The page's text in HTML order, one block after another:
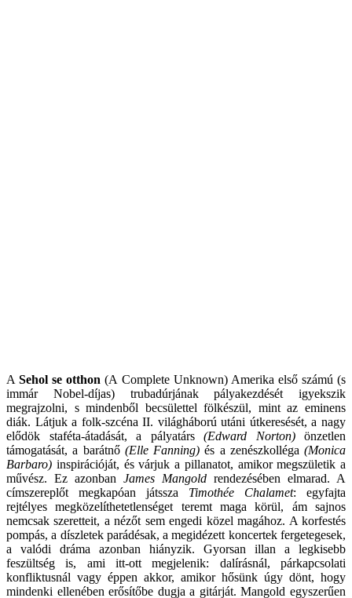
ASehol se otthon (A Complete Unknown) Amerika első számú (s
immár Nobel-díjas) trubadúrjának pályakezdését igyekszik
megrajzolni, s mindenből becsülettel fölkészül, mint az eminens
diák. Látjuk a folk-szcéna II. világháború utáni útkeresését, a nagy
elődök staféta-átadását, a pályatárs (Edward Norton)önzetlen
támogatását, a barátnő (Elle Fanning) és a zenészkolléga (Monica
Barbaro) inspirációját, és várjuk a pillanatot, amikor megszületik a
művész. Ez azonban James Mangold rendezésében elmarad. A
címszereplőt megkapóan játssza Timothée Chalamet: egyfajta
rejtélyes megközelíthetetlenséget teremt maga körül, ám sajnos
nemcsak szeretteit, a nézőt sem engedi közel magához. A korfestés
pompás, a díszletek parádésak, a megidézett koncertek fergetegesek,
a valódi dráma azonban hiányzik. Gyorsan illan a legkisebb
feszültség is, ami itt-ott megjelenik: dalírásnál, párkapcsolati
konfliktusnál vagy éppen akkor, amikor hősünk úgy dönt, hogy
mindenki ellenében erősítőbe dugja a gitárját. Mangold egyszerűen